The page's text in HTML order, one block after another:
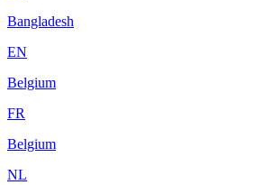
Bangladesh
EN
Belgium
FR
Belgium
NL